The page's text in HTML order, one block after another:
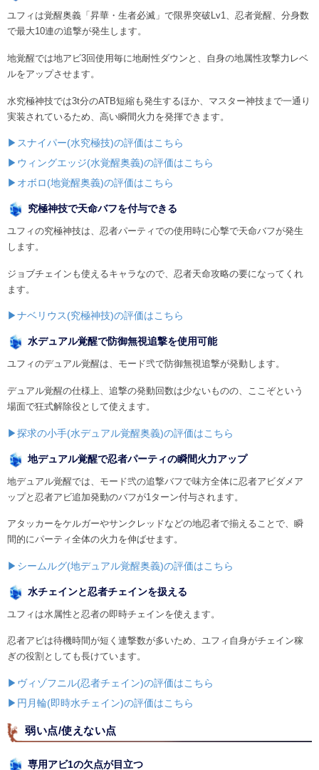
ユフィは覚醒奥義「昇華・生者必滅」で限界突破Lv1、忍者覚醒、分身数
で最大10連の追撃が発生します。
地覚醒では地アビ3回使用毎に地耐性ダウンと、自身の地属性攻撃力レベ
ルをアップさせます。
水究極神技では3t分のATB短縮も発生するほか、マスター神技まで一通り
実装されているため、高い瞬間火力を発揮できます。
▶スナイパー(水究極技)の評価はこちら
▶ウィングエッジ(水覚醒奥義)の評価はこちら
▶オボロ(地覚醒奥義)の評価はこちら
究極神技で天命バフを付与できる
ユフィの究極神技は、忍者パーティでの使用時に心撃で天命バフが発生
します。
ジョブチェインも使えるキャラなので、忍者天命攻略の要になってくれ
ます。
▶ナベリウス(究極神技)の評価はこちら
水デュアル覚醒で防御無視追撃を使用可能
ユフィのデュアル覚醒は、モード弐で防御無視追撃が発動します。
デュアル覚醒の仕様上、追撃の発動回数は少ないものの、ここぞという
場面で狂式解除役として使えます。
▶探求の小手(水デュアル覚醒奥義)の評価はこちら
地デュアル覚醒で忍者パーティの瞬間火力アップ
地デュアル覚醒では、モード弐の追撃バフで味方全体に忍者アビダメア
ップと忍者アビ追加発動のバフが1ターン付与されます。
アタッカーをケルガーやサンクレッドなどの地忍者で揃えることで、瞬
間的にパーティ全体の火力を伸ばせます。
▶シームルグ(地デュアル覚醒奥義)の評価はこちら
水チェインと忍者チェインを扱える
ユフィは水属性と忍者の即時チェインを使えます。
忍者アビは待機時間が短く連撃数が多いため、ユフィ自身がチェイン稼
ぎの役割としても長けています。
▶ヴィゾフニル(忍者チェイン)の評価はこちら
▶円月輪(即時水チェイン)の評価はこちら
弱い点/使えない点
専用アビ1の欠点が目立つ